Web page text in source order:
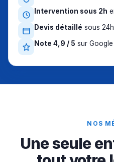
Intervention sous 2h
Devis détaillé sous 24h
Note 4,9 / 5 sur Google
NOS
Une seule